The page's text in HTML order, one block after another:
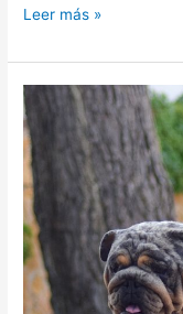
Leer más »
bulldog
ingles
merle
blue
tricolor